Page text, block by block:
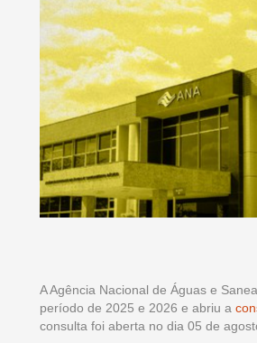
A Agência Nacional de Águas e
período de 2025 e 2026 e abriu a
consulta foi aberta no dia 05 de